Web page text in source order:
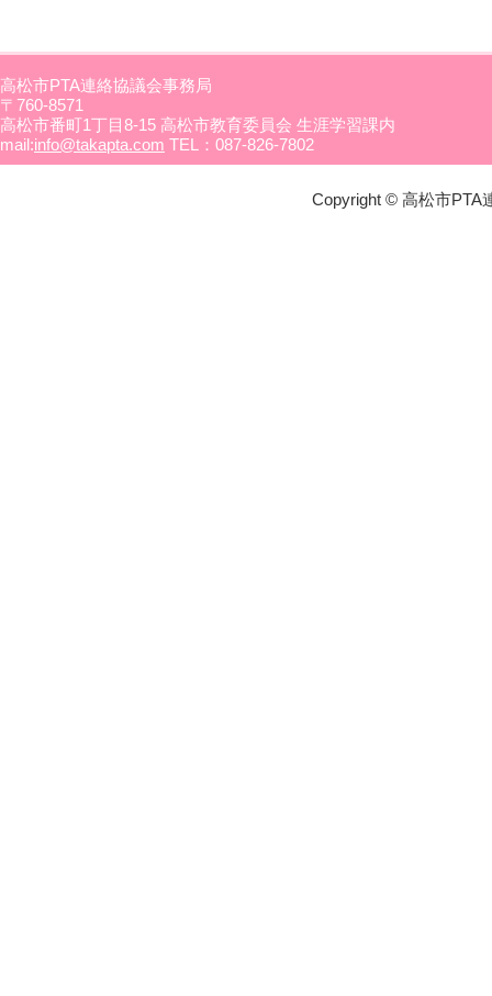
高松市PTA連絡協議会事務局
〒760-8571
高松市番町1丁目8-15 高松市教育委員会 生涯学習課内
mail:info@takapta.com TEL：087-826-7802
Copyright © 高松市PTA